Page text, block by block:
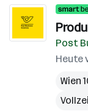
Post
Heute
Wien